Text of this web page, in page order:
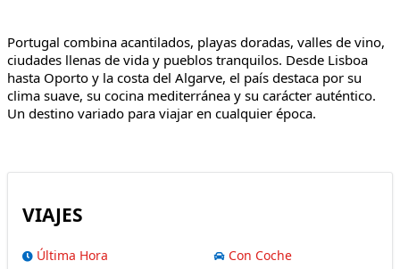
Portugal combina acantilados, playas doradas, valles de vino,
ciudades llenas de vida y pueblos tranquilos. Desde Lisboa
hasta Oporto y la costa del Algarve, el país destaca por su
clima suave, su cocina mediterránea y su carácter auténtico.
Un destino variado para viajar en cualquier época.
VIAJES
Última Hora
Con Coche